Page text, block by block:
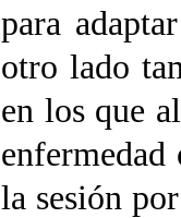
para
otro lado
en los que
la sesión